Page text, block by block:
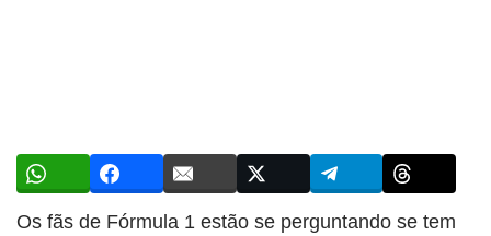
Os fãs de Fórmula 1 estão se perguntando se tem